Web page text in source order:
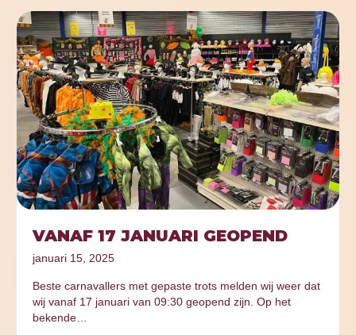
VANAF 17 JANUARI GEOPEND
januari 15, 2025
Beste carnavallers met gepaste trots melden wij weer dat
wij vanaf 17 januari van 09:30 geopend zijn. Op het
bekende…